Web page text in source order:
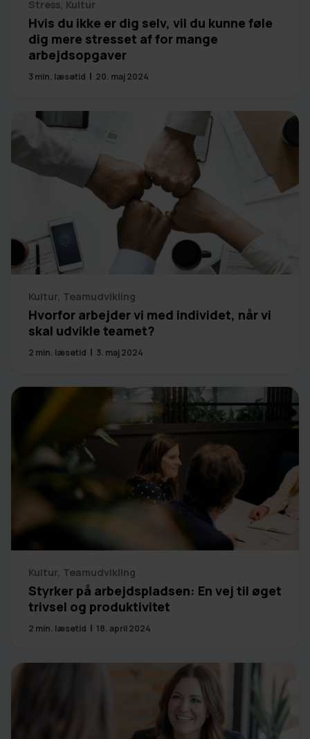
Stress, Kultur
Hvis du ikke er dig selv, vil du kunne føle
dig mere stresset af for mange
arbejdsopgaver
3min. læsetid 20. maj 2024
Kultur, Teamudvikling
Hvorfor arbejder vi med individet, når vi
skal udvikle teamet?
2 min. læsetid 3. maj 2024
Kultur Teamudvikling
Styrker på arbejdspladsen: En vej til øget
trivsel og produktivitet
2 min. læsetid 18. april 2024